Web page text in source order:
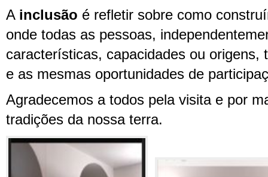
A inclusão é refletir sobre como
onde todas as pessoas,
características, capacidades ou origens,
e as mesmas oportunidades de
Agradecemos a todos pela visita e por
tradições da nossa terra.